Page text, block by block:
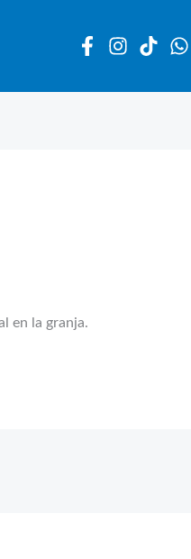
en la granja.